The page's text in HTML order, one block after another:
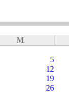
M
5
12
19
26